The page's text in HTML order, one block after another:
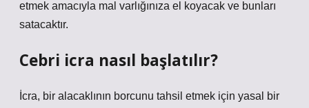
etmek amacıyla mal varlığınıza el koyacak ve bunları
satacaktır.
Cebri icra nasıl başlatılır?
İcra, bir alacaklının borcunu tahsil etmek için yasal bir